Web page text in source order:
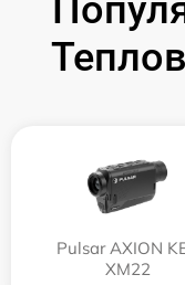
Pulsar AXION
XM22